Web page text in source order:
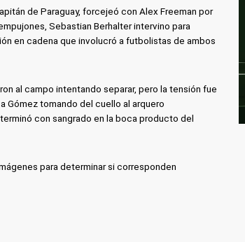
de Paraguay, forcejeó con Alex Freeman por
Sebastian Berhalter intervino para
en cadena que involucró a futbolistas de ambos
al campo intentando separar, pero la tensión fue
Gómez tomando del cuello al arquero
con sangrado en la boca producto del
para determinar si corresponden